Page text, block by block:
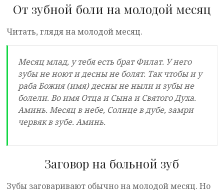
От зубной боли на молодой месяц
Читать, глядя на молодой месяц.
Месяц млад, у тебя есть брат Филат. У него
зубы не ноют и десны не болят. Так чтобы и у
раба Божия (имя) десны не ныли и зубы не
болели. Во имя Отца и Сына и Святого Духа.
Аминь. Месяц в небе, Солнце в дубе, замри
червяк в зубе. Аминь.
Заговор на больной зуб
Зубы заговаривают обычно на молодой месяц. Но